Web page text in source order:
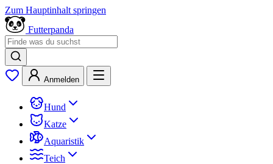
Zum Hauptinhalt springen
Futterpanda
Anmelden
Hund
Katze
Aquaristik
Teich